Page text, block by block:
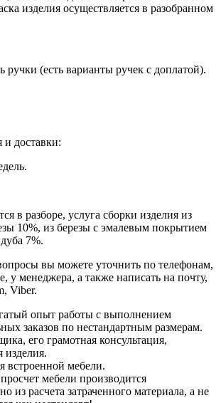
изделия осуществляется в разобранном
(есть варианты ручек с доплатой).
и доставки:
в разборе, услуга сборки изделия из
10%, из березы с эмалевым покрытием
7%.
вы можете уточнить по телефонам,
у менеджера, а также написать на почту,
Viber.
опыт работы с выполнением
заказов по нестандартным размерам.
его грамотная консультация,
изделия.
встроенной мебели.
мебели производится
из расчета затраченного материала, а не